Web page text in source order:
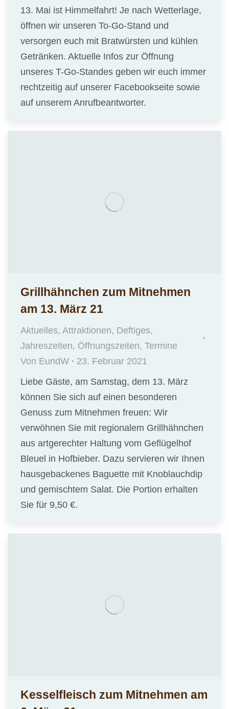
13. Mai ist Himmelfahrt! Je nach Wetterlage,
öffnen wir unseren To-Go-Stand und
versorgen euch mit Bratwürsten und kühlen
Getränken. Aktuelle Infos zur Öffnung
unseres T-Go-Standes geben wir euch immer
rechtzeitig auf unserer Facebookseite sowie
auf unserem Anrufbeantworter.
Grillhähnchen zum Mitnehmen
am 13. März 21
Aktuelles, Attraktionen, Deftiges,
Jahreszeiten, Öffnungszeiten, Termine
Von EundW
23. Februar 2021
Liebe Gäste, am Samstag, dem 13. März
können Sie sich auf einen besonderen
Genuss zum Mitnehmen freuen: Wir
verwöhnen Sie mit regionalem Grillhähnchen
aus artgerechter Haltung vom Geflügelhof
Bleuel in Hofbieber. Dazu servieren wir Ihnen
hausgebackenes Baguette mit Knoblauchdip
und gemischtem Salat. Die Portion erhalten
Sie für 9,50 €.
Kesselfleisch zum Mitnehmen am